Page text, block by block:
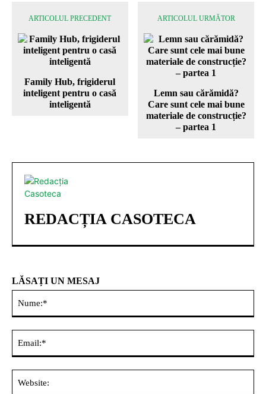
ARTICOLUL PRECEDENT
Family Hub, frigiderul
inteligent pentru o casă
inteligentă
ARTICOLUL URMĂTOR
Lemn sau cărămidă?
Care sunt cele mai bune
materiale de construcție?
– partea 1
REDACȚIA CASOTECA
LĂSAȚI UN MESAJ